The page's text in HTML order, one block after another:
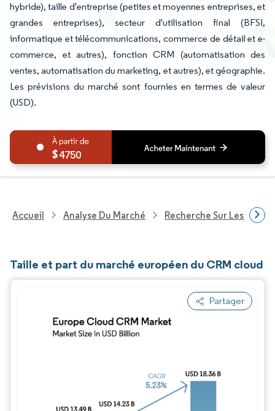
hybride), taille d'entreprise (petites et moyennes entreprises, et
grandes entreprises), secteur d'utilisation final (BFSI,
informatique et télécommunications, commerce de détail et e-
commerce, et autres), fonction CRM (automatisation des
ventes, automatisation du marketing, et autres), et géographie.
Les prévisions du marché sont fournies en termes de valeur
(USD).
4750
Accueil Analyse Du Marché Recherche Sur Les
Taille et part du marché européen du CRM cloud
Partager